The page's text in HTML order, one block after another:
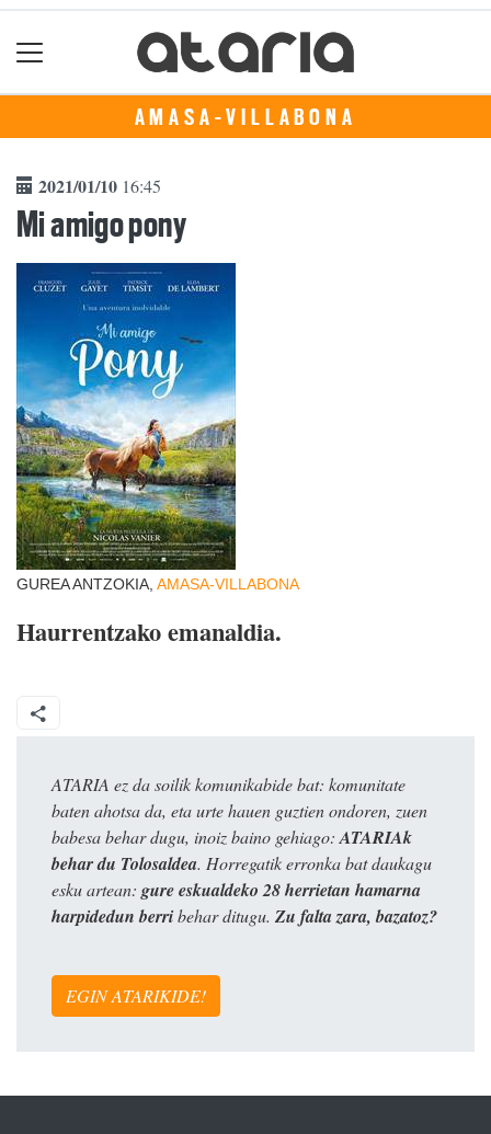
AMASA-VILLABONA
2021/01/10 16:45
Mi amigo pony
GUREA ANTZOKIA, AMASA-VILLABONA
Haurrentzako emanaldia.
ATARIA ez da soilik komunikabide bat: komunitate
baten ahotsa da, eta urte hauen guztien ondoren, zuen
babesa behar dugu, inoiz baino gehiago: ATARIAk
behar du Tolosaldea. Horregatik erronka bat daukagu
esku artean: gure eskualdeko 28 herrietan hamarna
harpidedun berribehar ditugu. Zu falta zara, bazatoz?
EGIN ATARIKIDE!